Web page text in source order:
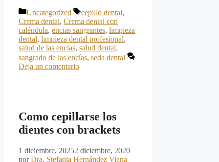
Categorías
Uncategorized Etiquetas
cepillo dental,
Crema dental, Crema dental con
caléndula, encías sangrantes, limpieza
dental, limpieza dental profesional,
salud de las encías, salud dental,
sangrado de las encías, seda dental
Deja un comentario
Como cepillarse los
dientes con brackets
1 diciembre, 20252 diciembre, 2020
porDra. Stefania Hernández Viana